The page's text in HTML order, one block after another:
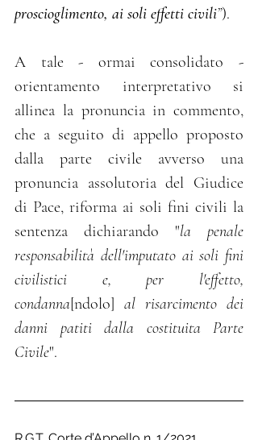
proscioglimento, ai soli effetti civili”).
A tale - ormai consolidato -
orientamento interpretativo si
allinea la pronuncia in commento,
che a seguito di appello proposto
dalla parte civile avverso una
pronuncia assolutoria del Giudice
di Pace, riforma ai soli fini civili la
sentenza dichiarando "la penale
responsabilità dell'imputato ai soli fini
civilistici e, per l'effetto,
condanna[ndolo] al risarcimento dei
danni patiti dalla costituita Parte
Civile".